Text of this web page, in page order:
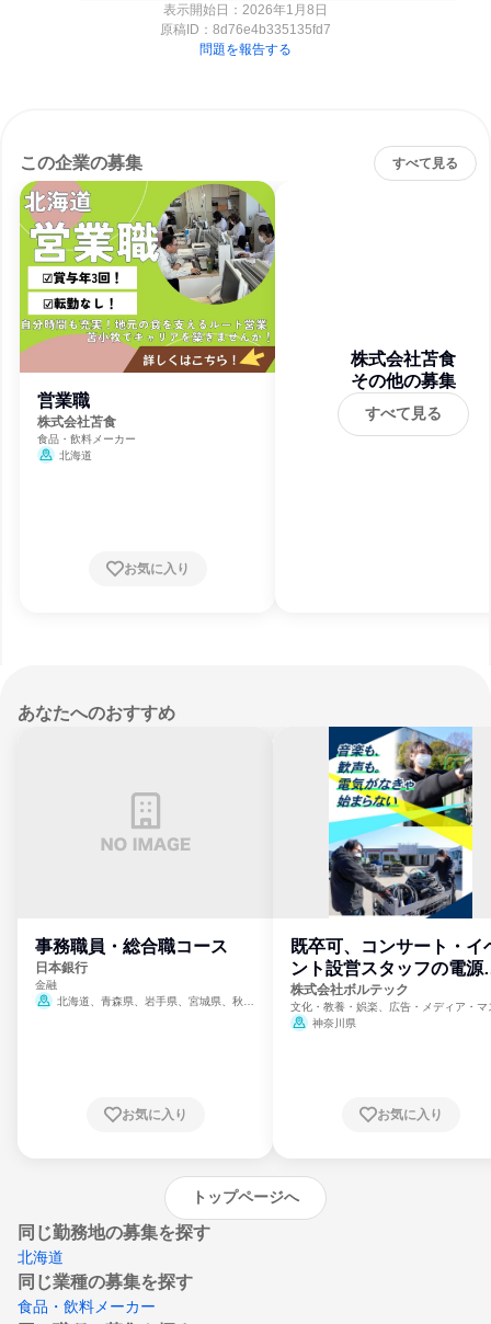
表示開始日：2026年1月8日
原稿ID： 8d76e4b335135fd7
問題を報告する
この企業の募集 すべて見る
営業職
株式会社苫食
食品・飲料メーカー
北海道
お気に入り
株式会社苫食
その他の募集
すべて見る
あなたへのおすすめ
事務職員・総合職コース
日本銀行
金融
北海道、青森県、岩手県、宮城県、秋田
崎県、熊本県、大分県、宮崎県、鹿児島県、
お気に入り
既卒可、コンサート・イ
ント設営スタッフの電源
門
株式会社ボルテック
文化・教養・娯楽、広告・メディア・マ
ミ、電力・ガス・水道・エネルギー
神奈川県
お気に入り
トップページへ
同じ勤務地の募集を探す
北海道
同じ業種の募集を探す
食品・飲料メーカー